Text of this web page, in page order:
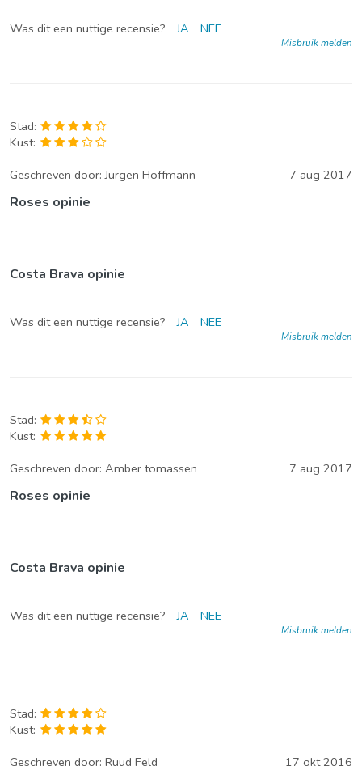
Was dit een nuttige recensie? JA NEE
Misbruik melden
Stad:
Kust:
Geschreven door:Jürgen Hoffmann 7 aug 2017
Roses opinie
Costa Brava opinie
Was dit een nuttige recensie? JA NEE
Misbruik melden
Stad:
Kust:
Geschreven door: Amber tomassen 7 aug 2017
Roses opinie
Costa Brava opinie
Was dit een nuttige recensie? JA NEE
Misbruik melden
Stad:
Kust:
Geschreven door: Ruud Feld 17 okt 2016